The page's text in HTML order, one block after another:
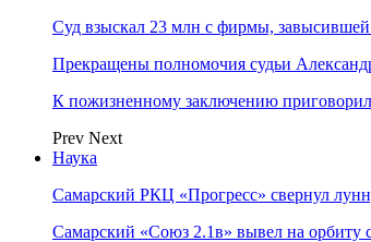
Суд взыскал 23 млн с фирмы,
Прекращены полномочия судьи
К пожизненному заключению
Prev Next
Наука
Самарский РКЦ «Прогресс» свернул
Самарский «Союз 2.1в» вывел на орбиту